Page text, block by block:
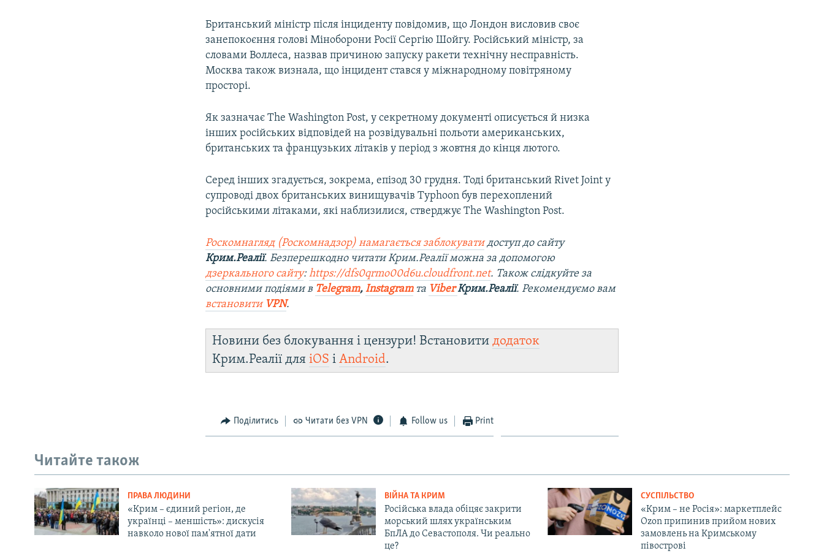
Британський міністр після інциденту повідомив, що Лондон висловив своє
занепокоєння голові Міноборони Росії Сергію Шойгу. Російський міністр, за
словами Воллеса, назвав причиною запуску ракети технічну несправність.
Москва також визнала, що інцидент стався у міжнародному повітряному
просторі.
Як зазначає The Washington Post, у секретному документі описується й низка
інших російських відповідей на розвідувальні польоти американських,
британських та французьких літаків у період з жовтня до кінця лютого.
Серед інших згадується, зокрема, епізод 30 грудня. Тоді британський Rivet Joint у
супроводі двох британських винищувачів Typhoon був перехоплений
російськими літаками, які наблизилися, стверджує The Washington Post.
Роскомнагляд (Роскомнадзор) намагається заблокуватидоступ до сайту
Крим.Реалії. Безперешкодно читати Крим.Реалії можна за допомогою
дзеркального сайту:https://dfs0qrmo00d6u.cloudfront.net. Також слідкуйте за
основними подіями в Telegram,Instagramта ViberКрим.Реалії. Рекомендуємо вам
встановити VPN.
Новини без блокування і цензури! Встановитидодаток
Крим.Реалії дляiOS іAndroid.
Поділитись Читати без VPN Follow us Print
Читайте також
ПРАВА ЛЮДИНИ
«Крим – єдиний регіон, де
українці – меншість»: дискусія
навколо нової пам'ятної дати
ВІЙНА ТА КРИМ
Російська влада обіцяє закрити
морський шлях українським
БпЛА до Севастополя. Чи реально
це?
СУСПІЛЬСТВО
«Крим – не Росія»: маркетплейс
Ozon припинив прийом нових
замовлень на Кримському
півострові